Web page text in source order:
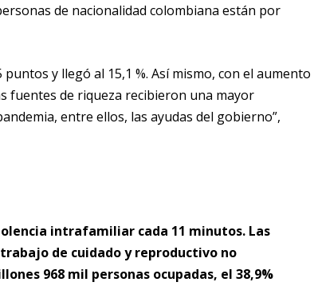
de nacionalidad colombiana están por
y llegó al 15,1 %. Así mismo, con el aumento
fuentes de riqueza recibieron una mayor
entre ellos, las ayudas del gobierno”,
intrafamiliar cada 11 minutos. Las
de cuidado y reproductivo no
968 mil personas ocupadas, el 38,9%